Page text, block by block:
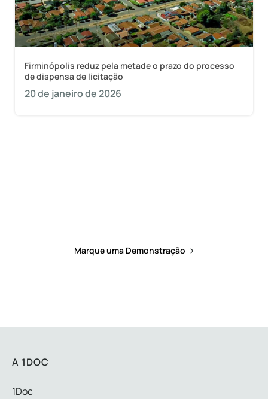
Firminópolis reduz pela metade o prazo do processo
de dispensa de licitação
20 de janeiro de 2026
Marque uma Demonstração
A 1DOC
1Doc